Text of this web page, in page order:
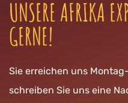
UNSERE AFRIKA
GERNE!
Sie erreichen uns
schreiben Sie uns eine